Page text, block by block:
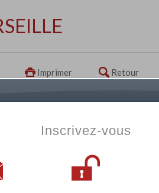
Imprimer Retour
de compétences
français
Inscrivez-vous